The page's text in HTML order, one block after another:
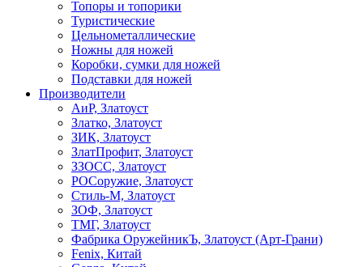
Топоры и топорики
Туристические
Цельнометаллические
Ножны для ножей
Коробки, сумки для ножей
Подставки для ножей
Производители
АиР, Златоуст
Златко, Златоуст
ЗИК, Златоуст
ЗлатПрофит, Златоуст
ЗЗОСС, Златоуст
РОСоружие, Златоуст
Стиль-М, Златоуст
ЗОФ, Златоуст
ТМГ, Златоуст
Фабрика ОружейникЪ, Златоуст (Арт-Грани)
Fenix, Китай